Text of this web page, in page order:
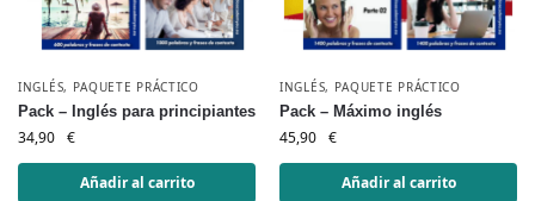
INGLÉS, PAQUETE PRÁCTICO
Pack – Inglés para principiantes
34,90 €
Añadir al carrito
INGLÉS, PAQUETE PRÁCTICO
Pack – Máximo inglés
45,90 €
Añadir al carrito